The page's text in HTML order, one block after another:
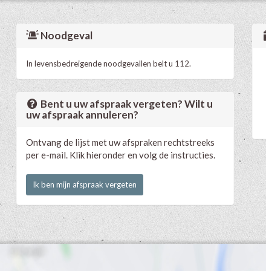
Noodgeval
In levensbedreigende noodgevallen belt u 112.
Bent u uw afspraak vergeten? Wilt u
uw afspraak annuleren?
Ontvang de lijst met uw afspraken rechtstreeks
per e-mail. Klik hieronder en volg de instructies.
Ik ben mijn afspraak vergeten